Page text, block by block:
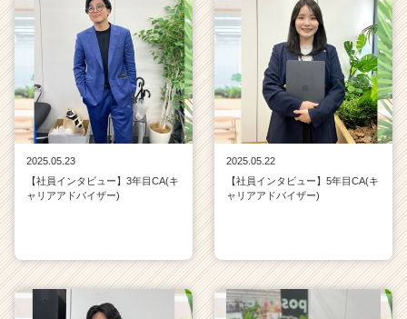
2025.05.23
【社員インタビュー】3年目CA(キ
ャリアアドバイザー)
2025.05.22
【社員インタビュー】5年目CA(キ
ャリアアドバイザー)